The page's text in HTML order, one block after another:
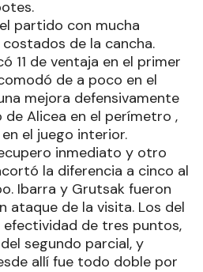
partido con mucha
de la cancha.
11 de ventaja en el primer
de a poco en el
mejora defensivamente
Alicea en el perímetro ,
el juego interior.
inmediato y otro
la diferencia a cinco al
Ibarra y Grutsak fueron
ataque de la visita. Los del
de tres puntos,
segundo parcial, y
allí fue todo doble por